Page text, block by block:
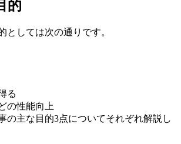
的
としては次の通りです。
る
の性能向上
の主な目的3点についてそれぞれ解説し